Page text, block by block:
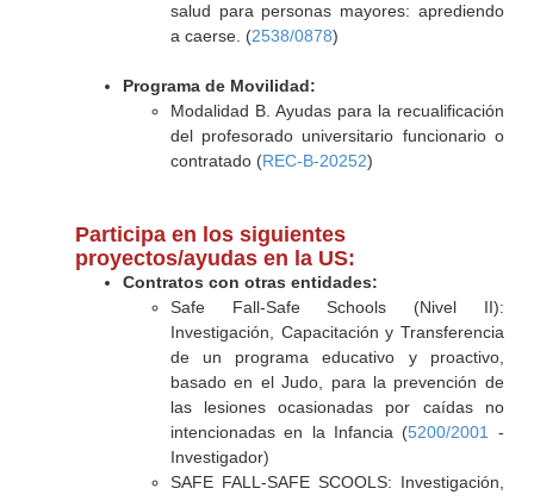
salud para personas mayores: aprediendo
a caerse. (2538/0878)
Programa de Movilidad:
Modalidad B. Ayudas para la recualificación
del profesorado universitario funcionario o
contratado (REC-B-20252)
Participa en los siguientes
proyectos/ayudas en la US:
Contratos con otras entidades:
Safe Fall-Safe Schools (Nivel II):
Investigación, Capacitación y Transferencia
de un programa educativo y proactivo,
basado en el Judo, para la prevención de
las lesiones ocasionadas por caídas no
intencionadas en la Infancia (5200/2001
-
Investigador)
SAFE FALL-SAFE SCOOLS: Investigación,